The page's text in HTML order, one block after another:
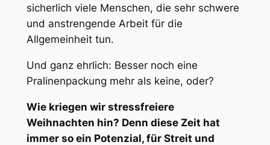
sicherlich viele Menschen, die sehr schwere
und anstrengende Arbeit für die
Allgemeinheit tun.
Und ganz ehrlich: Besser noch eine
Pralinenpackung mehr als keine, oder?
Wie kriegen wir stressfreiere
Weihnachten hin? Denn diese Zeit hat
immer so ein Potenzial, für Streit und